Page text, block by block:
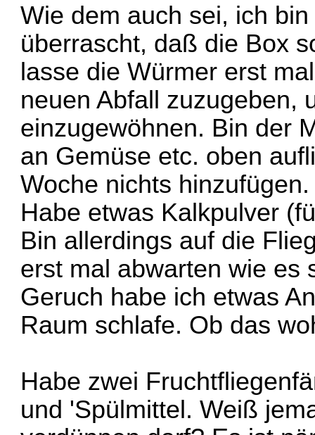
Wie dem auch sei, ich
überrascht, daß die Box
lasse die Würmer erst
neuen Abfall zuzugeben,
einzugewöhnen. Bin der
an Gemüse etc. oben
Woche nichts
Habe etwas Kalkpulver
Bin allerdings auf die
erst mal abwarten wie es
Geruch habe ich etwas
Raum schlafe. Ob das
Habe zwei
und 'Spülmittel. Weiß